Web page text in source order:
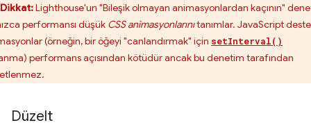
Dikkat:Lighthouse'un "Bileşik olmayan animasyonlardan kaçının"
performansı düşük CSS animasyonlarınıtanımlar. JavaScript
(örneğin, bir öğeyi "canlandırmak" için setInterval()
performans açısından kötüdür ancak bu denetim tarafından
Düzelt